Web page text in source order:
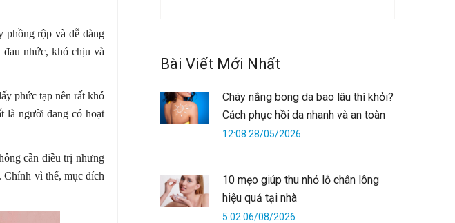
phồng rộp và dễ dàng
đau nhức, khó chịu và
phức tạp nên rất khó
là người đang có hoạt
cần điều trị nhưng
Chính vì thế, mục đích
Bài Viết Mới Nhất
Cháy nắng bong da bao lâu thì khỏi?
Cách phục hồi da nhanh và an toàn
12:08 28/05/2026
10 mẹo giúp thu nhỏ lỗ chân lông
hiệu quả tại nhà
5:02 06/08/2026